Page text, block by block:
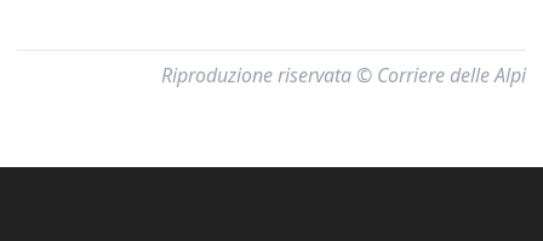
Riproduzione riservata © Corriere delle Alpi